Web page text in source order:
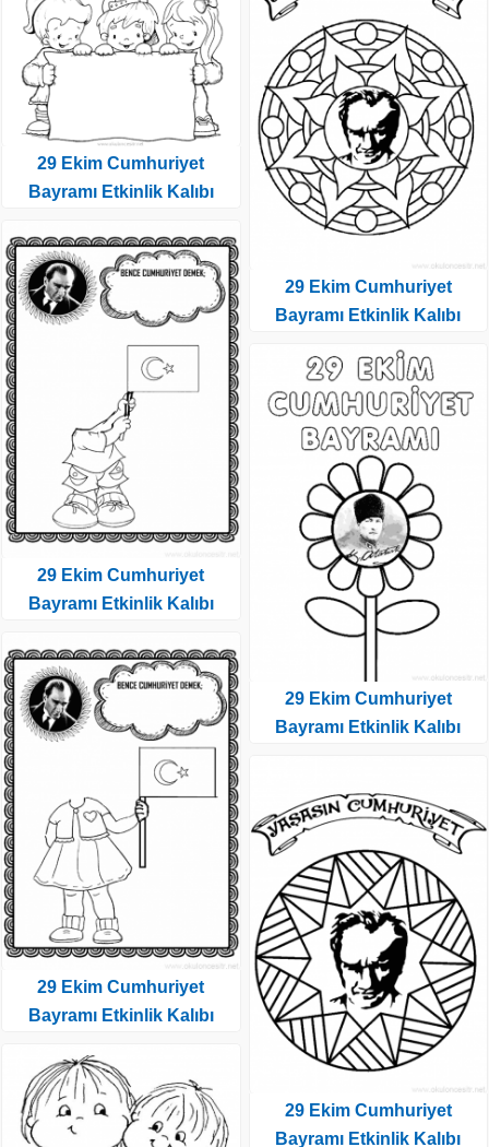
29 Ekim Cumhuriyet
Bayramı Etkinlik Kalıbı
29 Ekim Cumhuriyet
Bayramı Etkinlik Kalıbı
29 Ekim Cumhuriyet
Bayramı Etkinlik Kalıbı
29 Ekim Cumhuriyet
Bayramı Etkinlik Kalıbı
29 Ekim Cumhuriyet
Bayramı Etkinlik Kalıbı
29 Ekim Cumhuriyet
Bayramı Etkinlik Kalıbı